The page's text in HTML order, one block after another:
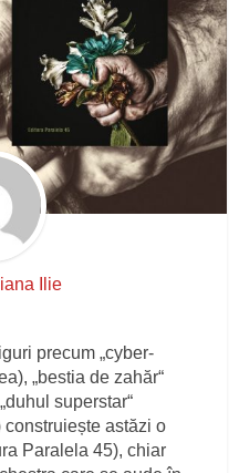
Ilie
precum „cyber-
„bestia de zahăr“
superstar“
construiește astăzi o
Paralela 45), chiar